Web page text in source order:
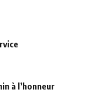
à l’honneur